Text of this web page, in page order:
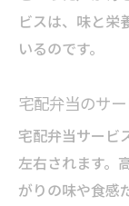
ビスは、味と栄
いるのです。
宅配弁当のサ
宅配弁当サービ
左右されます。
がりの味や食感